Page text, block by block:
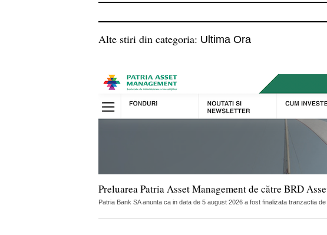
Alte stiri din categoria: Ultima Ora
Preluarea Patria Asset Management de către BRD
Patria Bank SA anunta ca in data de 5 august 2026 a fost finalizata tranzactia